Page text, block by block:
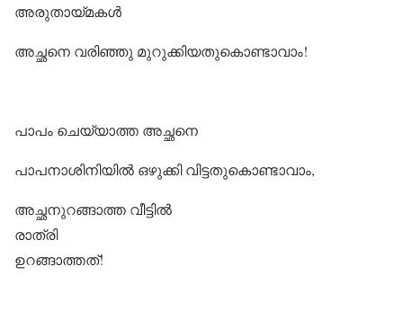
അരുതായ്മകൾ
അച്ഛനെ വരിഞ്ഞു മുറുക്കിയതുകൊണ്ടാവാം!
പാപം ചെയ്യാത്ത അച്ഛനെ
പാപനാശിനിയിൽ ഒഴുക്കി വിട്ടതുകൊണ്ടാവാം,
അച്ഛനുറങ്ങാത്ത വീട്ടിൽ
രാത്രി
ഉറങ്ങാത്തത്!